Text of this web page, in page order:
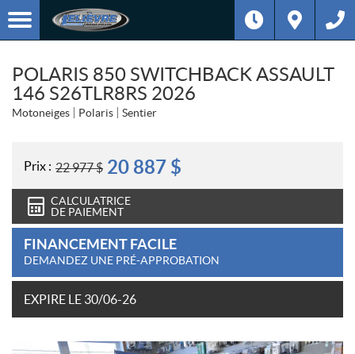
POLARIS 850 SWITCHBACK ASSAULT
146 S26TLR8RS 2026
Motoneiges Polaris Sentier
Prix : 22 977$ 20 887 $
CALCULATRICE
DE PAIEMENT
FINANCEMENT FACILE
DEMANDEZ UNE PRÉ-APPROBATION
EXPIRE LE 30/06-26